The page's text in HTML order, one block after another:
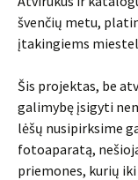
švenčių metu,
įtakingiems
Šis projektas, be
galimybę įsigyti
lėšų nusipirksime
fotoaparatą,
priemones, kurių